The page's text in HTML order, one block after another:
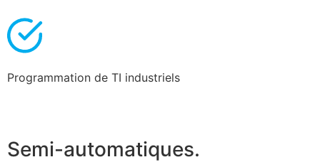
Programmation de TI industriels
Semi-automatiques.